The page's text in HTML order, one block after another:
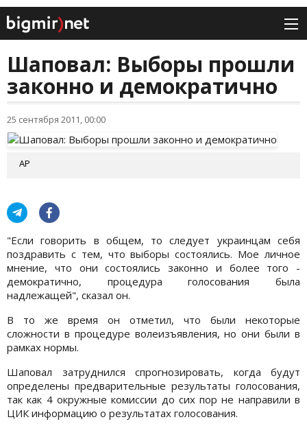
Шаповал: Выборы прошли
законно и демократично
25 сентября 2011, 00:00
АР
"Если говорить в общем, то следует украинцам себя
поздравить с тем, что выборы состоялись. Мое личное
мнение, что они состоялись законно и более того -
демократично, процедура голосования была
надлежащей", сказал он.
В то же время он отметил, что были некоторые
сложности в процедуре волеизъявления, но они были в
рамках нормы.
Шаповал затруднился спрогнозировать, когда будут
определены предварительные результаты голосования,
так как 4 окружные комиссии до сих пор не направили в
ЦИК информацию о результатах голосования.